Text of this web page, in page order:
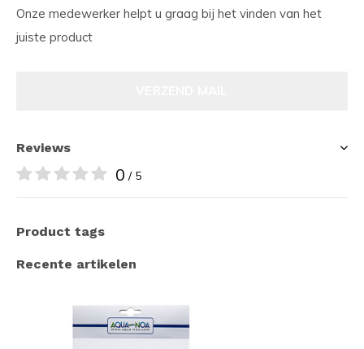
Onze medewerker helpt u graag bij het vinden van het
juiste product
Reviews
0 / 5
Product tags
Recente artikelen